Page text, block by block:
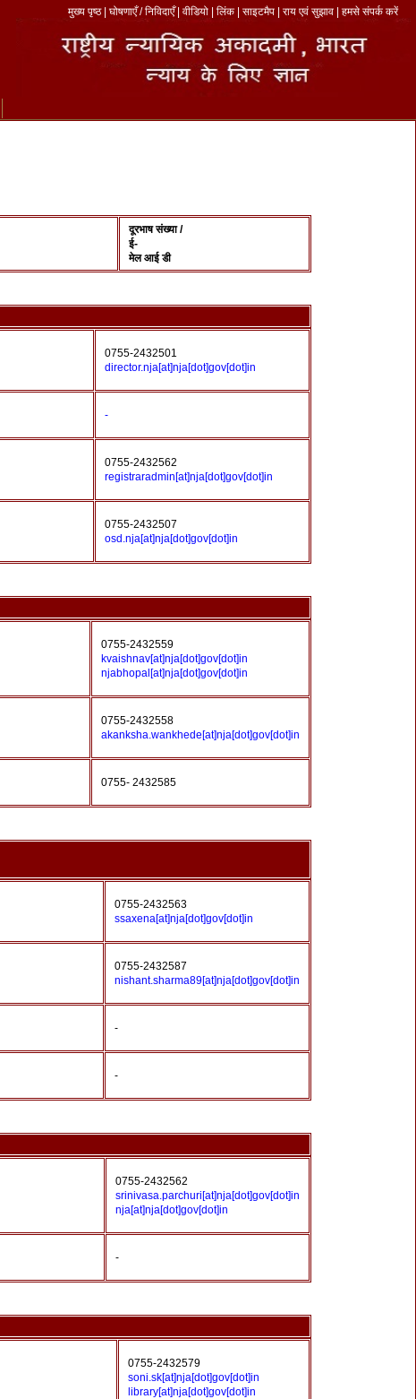
मुख्य पृष्ठ| घोषणाएँ / निविदाएँ| वीडियो लिंक साइटमैप राय एवं सुझाव हमसे संपर्क करें
दूरभाष संख्या /
ई-
मेल आई डी
0755-2432501
director.nja[at]nja[dot]gov[dot]in
-
0755-2432562
registraradmin[at]nja[dot]gov[dot]in
0755-2432507
osd.nja[at]nja[dot]gov[dot]in
0755-2432559
kvaishnav[at]nja[dot]gov[dot]in
njabhopal[at]nja[dot]gov[dot]in
0755-2432558
akanksha.wankhede[at]nja[dot]gov[dot]in
0755- 2432585
0755-2432563
ssaxena[at]nja[dot]gov[dot]in
0755-2432587
nishant.sharma89[at]nja[dot]gov[dot]in
-
-
0755-2432562
srinivasa.parchuri[at]nja[dot]gov[dot]in
nja[at]nja[dot]gov[dot]in
-
0755-2432579
soni.sk[at]nja[dot]gov[dot]in
library[at]nja[dot]gov[dot]in